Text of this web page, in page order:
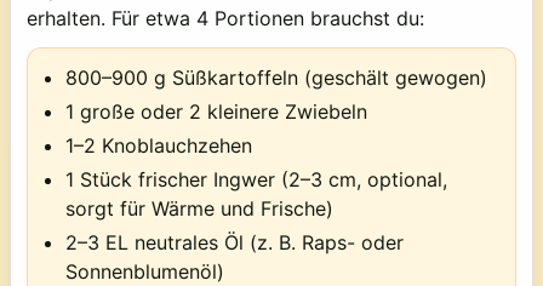
erhalten. Für etwa 4 Portionen brauchst du:
800–900 g Süßkartoffeln (geschält gewogen)
1 große oder 2 kleinere Zwiebeln
1–2 Knoblauchzehen
1 Stück frischer Ingwer (2–3 cm, optional,
sorgt für Wärme und Frische)
2–3 EL neutrales Öl (z. B. Raps- oder
Sonnenblumenöl)